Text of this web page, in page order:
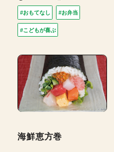
#おもてなし #お弁当
#こどもが喜ぶ
海鮮恵方巻